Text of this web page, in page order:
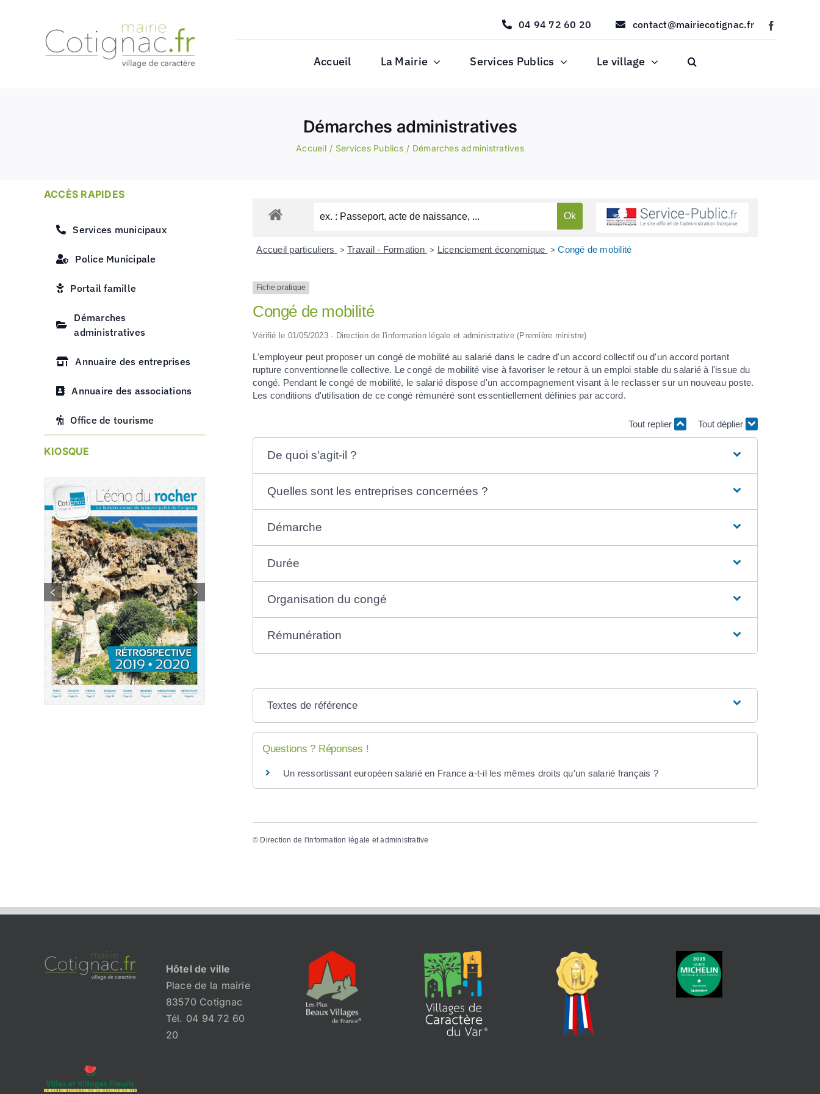
04 94 72 60 20 contact@mairiecotignac.fr
Accueil La Mairie Services Publics Le village
Démarches administratives
Accueil Services Publics Démarches administratives
ACCÈS RAPIDES
Services municipaux
Police Municipale
Portail famille
Démarches
administratives
Annuaire des entreprises
Annuaire des associations
Office de tourisme
KIOSQUE
Accueil particuliers > Travail - Formation > Licenciement économique > Congé de mobilité
Fiche pratique
Congé de mobilité
Vérifié le 01/05/2023 - Direction de l'information légale et administrative (Première ministre)
L'employeur peut proposer un congé de mobilité au salarié dans le cadre d'un accord collectif ou d'un accord portant
rupture conventionnelle collective. Le congé de mobilité vise à favoriser le retour à un emploi stable du salarié à l'issue du
congé. Pendant le congé de mobilité, le salarié dispose d'un accompagnement visant à le reclasser sur un nouveau poste.
Les conditions d'utilisation de ce congé rémunéré sont essentiellement définies par accord.
Tout replier Tout déplier
De quoi s'agit-il ?
Quelles sont les entreprises concernées ?
Démarche
Durée
Organisation du congé
Rémunération
Textes de référence
Questions ? Réponses !
Un ressortissant européen salarié en France a-t-il les mêmes droits qu'un salarié français ?
© Direction de l'information légale et administrative
Hôtel de ville
Place de la mairie
83570 Cotignac
Tél. 04 94 72 60
20